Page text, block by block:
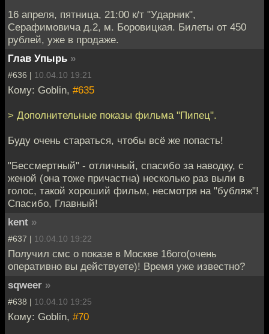
16 апреля, пятница, 21:00 к/т "Ударник",
Серафимовича д.2, м. Боровицкая. Билеты от 450
рублей, уже в продаже.
Глав Упырь »
#636 | 10.04.10 19:21
Кому: Goblin, #635
> Дополнительные показы фильма "Пипец".
Буду очень стараться, чтобы всё же попасть!
"Бессмертный" - отличный, спасибо за наводку, с
женой (она тоже причастна) несколько раз выли в
голос, такой хороший фильм, несмотря на "бубляж"!
Спасибо, Главный!
kent »
#637 | 10.04.10 19:22
Получил смс о показе в Москве 16ого(очень
оперативно вы действуете)! Время уже известно?
sqweer »
#638 | 10.04.10 19:25
Кому: Goblin, #70